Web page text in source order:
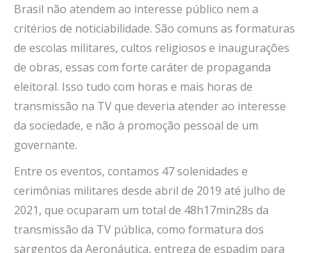
Brasil não atendem ao interesse público nem a
critérios de noticiabilidade. São comuns as formaturas
de escolas militares, cultos religiosos e inaugurações
de obras, essas com forte caráter de propaganda
eleitoral. Isso tudo com horas e mais horas de
transmissão na TV que deveria atender ao interesse
da sociedade, e não à promoção pessoal de um
governante.
Entre os eventos, contamos 47 solenidades e
cerimônias militares desde abril de 2019 até julho de
2021, que ocuparam um total de 48h17min28s da
transmissão da TV pública, como formatura dos
sargentos da Aeronáutica, entrega de espadim para